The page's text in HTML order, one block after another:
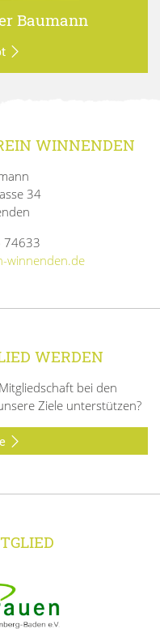
Baumann
WINNENDEN
34
74633
winnenden.de
WERDEN
bei den
Ziele unterstützen?